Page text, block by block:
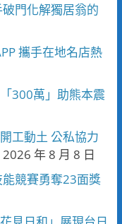
門化解獨居翁的
攜手在地名店熱
300萬」助熊本震
工動土 公私協力
2026 年 8 月 8 日
競賽勇奪23面獎